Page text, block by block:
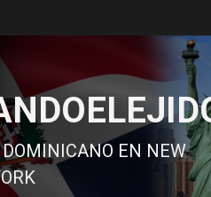
EN NEW